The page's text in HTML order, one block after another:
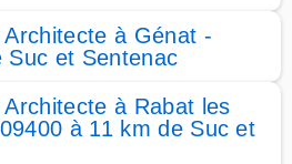
à Génat -
Suc et Sentenac
à Rabat les
à 11 km de Suc et